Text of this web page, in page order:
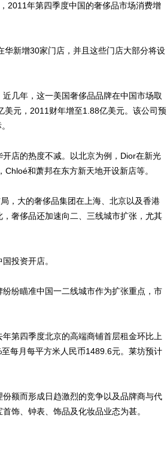
2011年第四季度中国的奢侈品市场消费增
新增30家门店，并且这些门店大部分将设
几年，这一美国奢侈品品牌在中国市场取
元，2011财年增至1.88亿美元。该公司预
店的热度不减。以北京为例，Dior在新光
和萧邦在东方新天地开设新店等。
大的奢侈品集团在上海、北京以及香港
奢侈品还加速向二、三线城市扩张，尤其
投资开店。
纷瞄准中国一二线城市作为扩张重点，市
第四季度北京的高端商铺首层租金环比上
每月每平方米人民币1489.6元。莱坊预计
额而形成日趋激烈的竞争以及品牌商与代
饰、钟表、饰品及化妆品业态为甚。